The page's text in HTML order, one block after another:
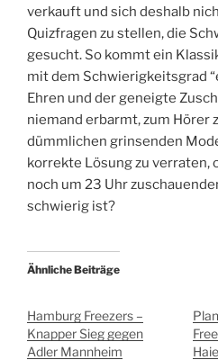
verkauft und sich deshalb
Quizfragen zu stellen, die
gesucht. So kommt ein
mit dem Schwierigkeitsgrad
Ehren und der geneigte
niemand erbarmt, zum Hörer
dümmlichen grinsenden
korrekte Lösung zu verraten,
noch um 23 Uhr
schwierig ist?
Ähnliche Beiträge
Hamburg Freezers –
Knapper Sieg gegen
Adler Mannheim